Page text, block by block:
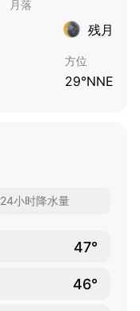
残月
方位
29°NNE
24小时降水量
47°
46°